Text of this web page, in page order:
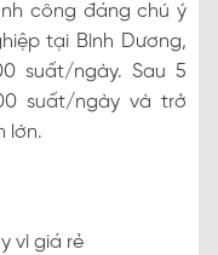
công đáng chú ý
tại Bình Dương,
suất/ngày. Sau 5
suất/ngày và trở
lớn.
vì giá rẻ